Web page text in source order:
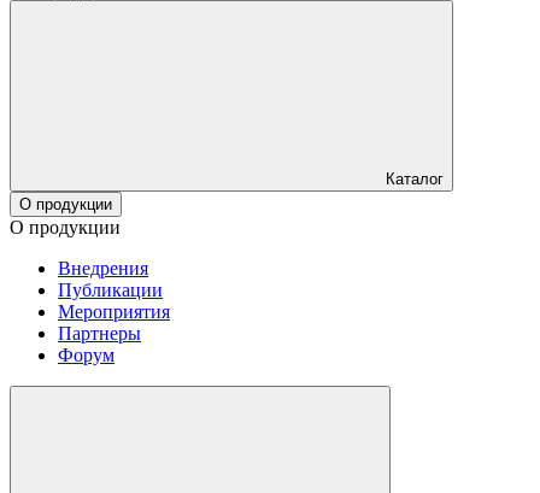
Каталог
О продукции
О продукции
Внедрения
Публикации
Мероприятия
Партнеры
Форум